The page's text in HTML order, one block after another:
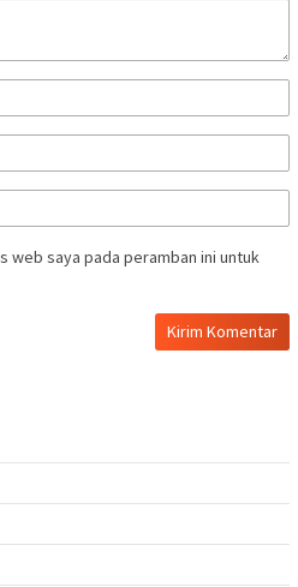
web saya pada peramban ini untuk